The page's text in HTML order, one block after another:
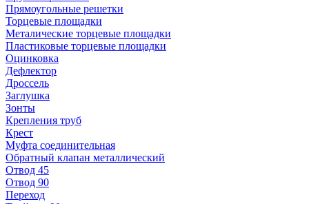
Прямоугольные решетки
Торцевые площадки
Металические торцевые площадки
Пластиковые торцевые площадки
Оцинковка
Дефлектор
Дроссель
Заглушка
Зонты
Крепления труб
Крест
Муфта соединительная
Обратный клапан металлический
Отвод 45
Отвод 90
Переход